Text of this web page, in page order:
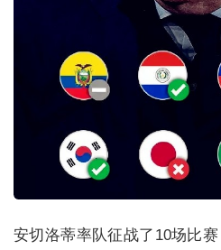
安切洛蒂率队征战了10场比赛